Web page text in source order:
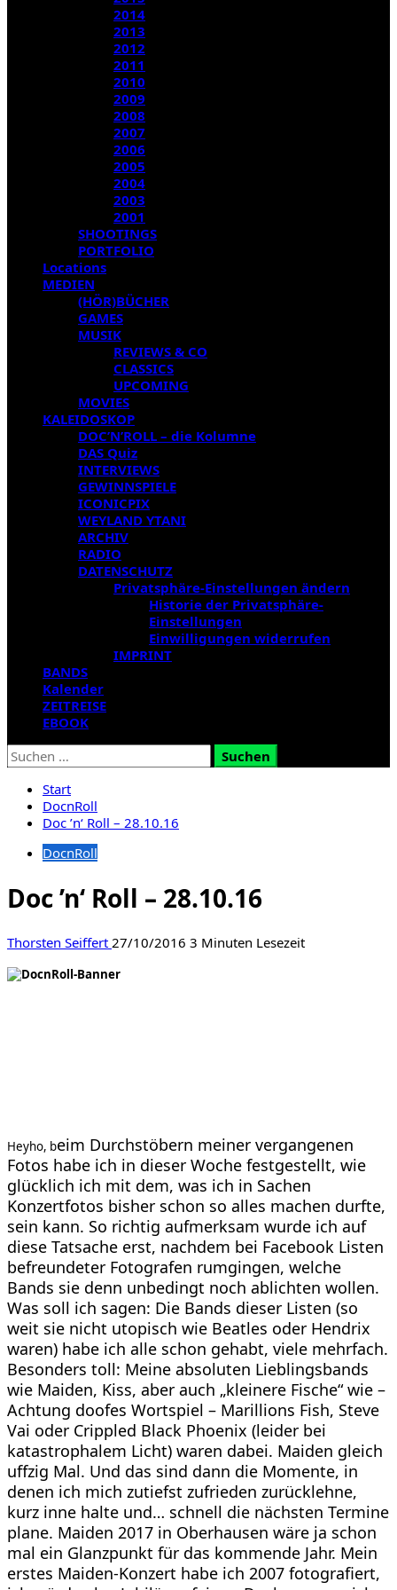
2014
2013
2012
2011
2010
2009
2008
2007
2006
2005
2004
2003
2001
SHOOTINGS
PORTFOLIO
Locations
MEDIEN
(HÖR)BÜCHER
GAMES
MUSIK
REVIEWS & CO
CLASSICS
UPCOMING
MOVIES
KALEIDOSKOP
DOC’N’ROLL – die Kolumne
DAS Quiz
INTERVIEWS
GEWINNSPIELE
ICONICPIX
WEYLAND YTANI
ARCHIV
RADIO
DATENSCHUTZ
Privatsphäre-Einstellungen ändern
Historie der Privatsphäre-
Einstellungen
Einwilligungen widerrufen
IMPRINT
BANDS
Kalender
ZEITREISE
EBOOK
Suchen
nach:
Start
DocnRoll
Doc ’n‘ Roll – 28.10.16
DocnRoll
Doc ’n‘ Roll – 28.10.16
Thorsten Seiffert 27/10/2016 3 Minuten Lesezeit
Heyho, beim Durchstöbern meiner vergangenen
Fotos habe ich in dieser Woche festgestellt, wie
glücklich ich mit dem, was ich in Sachen
Konzertfotos bisher schon so alles machen durfte,
sein kann. So richtig aufmerksam wurde ich auf
diese Tatsache erst, nachdem bei Facebook Listen
befreundeter Fotografen rumgingen, welche
Bands sie denn unbedingt noch ablichten wollen.
Was soll ich sagen: Die Bands dieser Listen (so
weit sie nicht utopisch wie Beatles oder Hendrix
waren) habe ich alle schon gehabt, viele mehrfach.
Besonders toll: Meine absoluten Lieblingsbands
wie Maiden, Kiss, aber auch „kleinere Fische“ wie –
Achtung doofes Wortspiel – Marillions Fish, Steve
Vai oder Crippled Black Phoenix (leider bei
katastrophalem Licht) waren dabei. Maiden gleich
uffzig Mal. Und das sind dann die Momente, in
denen ich mich zutiefst zufrieden zurücklehne,
kurz inne halte und… schnell die nächsten Termine
plane. Maiden 2017 in Oberhausen wäre ja schon
mal ein Glanzpunkt für das kommende Jahr. Mein
erstes Maiden-Konzert habe ich 2007 fotografiert,